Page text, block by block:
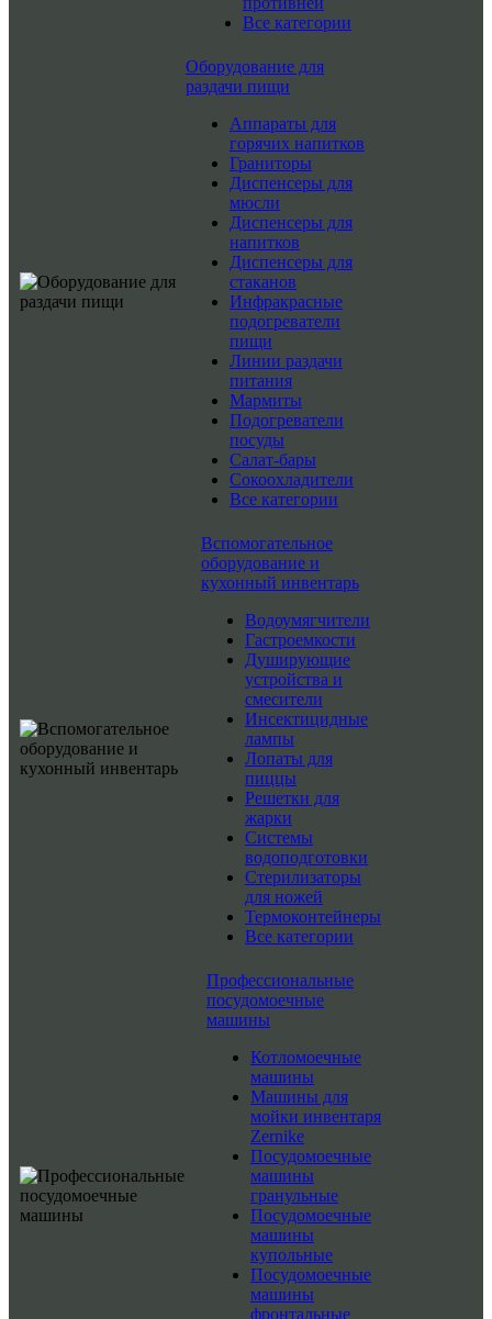
Все категории
Оборудование для
раздачи пищи
Аппараты для
горячих напитков
Граниторы
Диспенсеры для
мюсли
Диспенсеры для
напитков
Диспенсеры для
стаканов
Инфракрасные
подогреватели
пищи
Линии раздачи
питания
Мармиты
Подогреватели
посуды
Салат-бары
Сокоохладители
Все категории
Вспомогательное
оборудование и
кухонный инвентарь
Водоумягчители
Гастроемкости
Душирующие
устройства и
смесители
Инсектицидные
лампы
Лопаты для
пиццы
Решетки для
жарки
Системы
водоподготовки
Стерилизаторы
для ножей
Термоконтейнеры
Все категории
Профессиональные
посудомоечные
машины
Котломоечные
машины
Машины для
мойки инвентаря
Zernike
Посудомоечные
машины
гранульные
Посудомоечные
машины
купольные
Посудомоечные
машины
фронтальные